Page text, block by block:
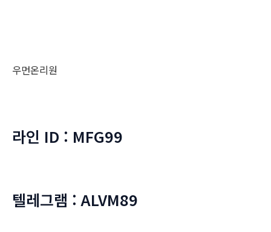
우먼온리원
라인 ID : MFG99
텔레그램 : ALVM89